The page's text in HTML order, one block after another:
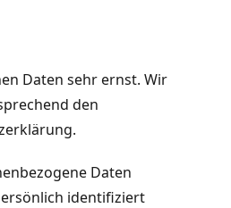
Daten sehr ernst. Wir
den
Daten
identifiziert